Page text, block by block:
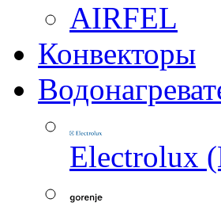
AIRFEL
Конвекторы
Electrolux